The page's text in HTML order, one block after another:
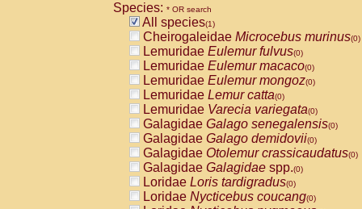
Species: * OR search
All species(1)
Cheirogaleidae Microcebus murinus(0)
Lemuridae Eulemur fulvus(0)
Lemuridae Eulemur macaco(0)
Lemuridae Eulemur mongoz(0)
Lemuridae Lemur catta(0)
Lemuridae Varecia variegata(0)
Galagidae Galago senegalensis(0)
Galagidae Galago demidovii(0)
Galagidae Otolemur crassicaudatus(0)
Galagidae Galagidae spp.(0)
Loridae Loris tardigradus(0)
Loridae Nycticebus coucang(0)